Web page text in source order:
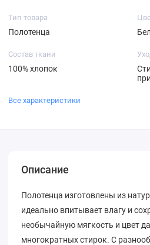
Тип товара
Полотенца
Состав ткани
100% хлопок
Все характеристики
Описание
Полотенца изготовлены из
идеально впитывает влагу и
необычайную мягкость и цвет
многократных стирок. С